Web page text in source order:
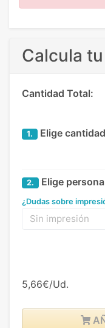
Calcula
Cantidad Total:
1. Elige
2. Elige
¿Dudas sobre
Sin impresión
5,66€/Ud.